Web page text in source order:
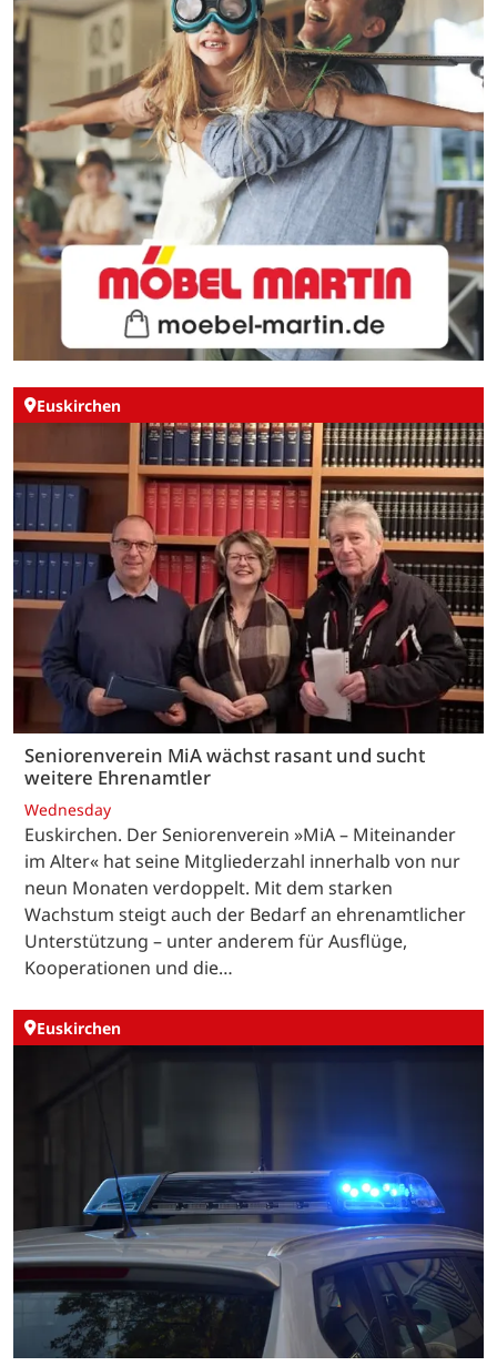
Euskirchen
Seniorenverein MiA wächst rasant und sucht
weitere Ehrenamtler
Wednesday
Euskirchen. Der Seniorenverein »MiA – Miteinander
im Alter« hat seine Mitgliederzahl innerhalb von nur
neun Monaten verdoppelt. Mit dem starken
Wachstum steigt auch der Bedarf an ehrenamtlicher
Unterstützung – unter anderem für Ausflüge,
Kooperationen und die…
Euskirchen